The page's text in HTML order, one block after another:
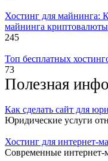
Хостинг для майнинга:
майнинга криптовалюты
245
Топ бесплатных
73
Полезная
Как сделать сайт для
Юридические услуги
Хостинг для интернет-
Современные интернет-